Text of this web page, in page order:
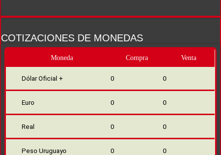
COTIZACIONES DE MONEDAS
Moneda Compra Venta
Dólar Oficial + 0 0
Euro 0 0
Real 0 0
Peso Uruguayo 0 0